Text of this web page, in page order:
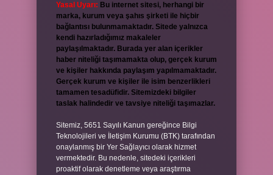
Yasal Uyarı: Bu internet sitesi, herhangi bir
marka, kurum veya şahıs şirketi ile hiçbir
bağlantısı bulunmamaktadır. Sitede yalnızca
kendi hazırladığımız makaleler
paylaşılmaktadır. Burada yer alan içerikler
haber niteliği taşımamakta olup, gerçek kurum
ve kişiler hakkında paylaşım yapılmamaktadır.
Gerçek kurum ve kişiler ile isim benzerlikleri
tamamen tesadüfidir. Sitemizdeki bilgiler
taslak halindedir ve tavsiye niteliği taşımazlar.
Sitemiz, 5651 Sayılı Kanun gereğince Bilgi
Teknolojileri ve İletişim Kurumu (BTK) tarafından
onaylanmış bir Yer Sağlayıcı olarak hizmet
vermektedir. Bu nedenle, sitedeki içerikleri
proaktif olarak denetleme veya araştırma